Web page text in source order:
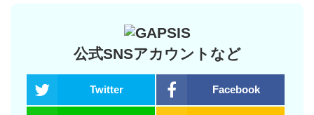
公式SNSアカウントなど
Twitter Facebook